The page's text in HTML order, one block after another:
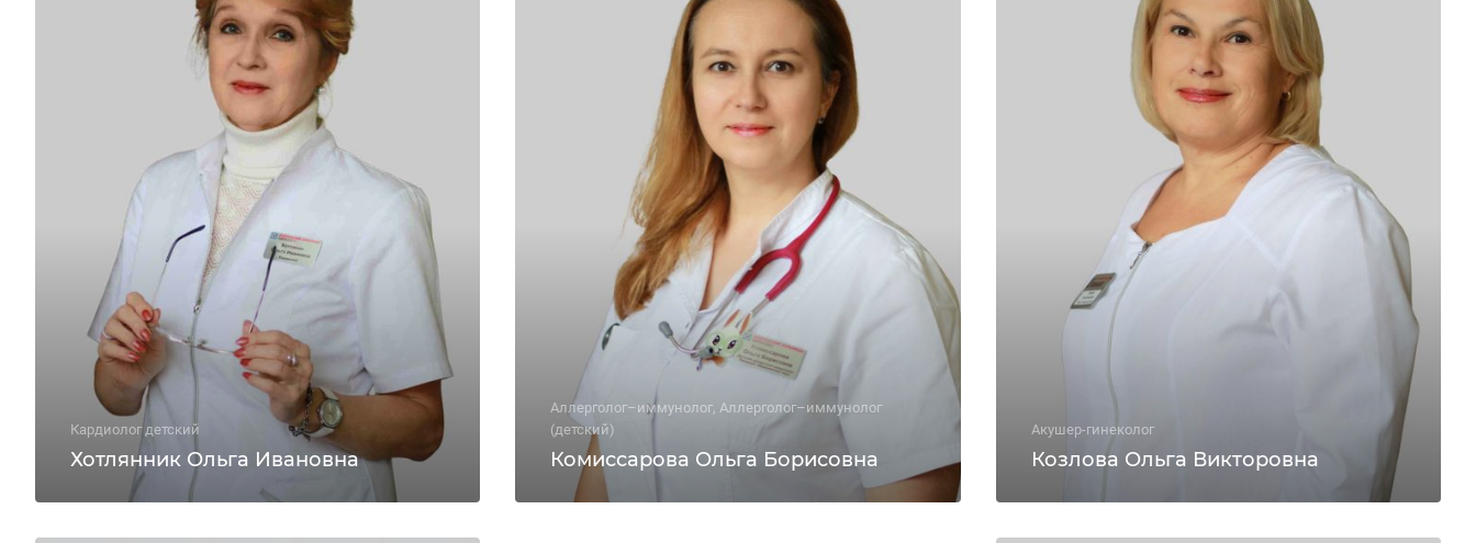
Кардиолог детский
Хотлянник Ольга Ивановна
Аллерголог–иммунолог, Аллерголог–иммунолог
(детский)
Комиссарова Ольга Борисовна
Акушер-гинеколог
Козлова Ольга Викторовна